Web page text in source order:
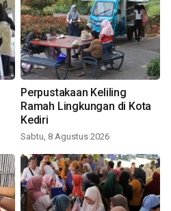
Perpustakaan Keliling
Ramah Lingkungan di Kota
Kediri
Sabtu, 8 Agustus 2026